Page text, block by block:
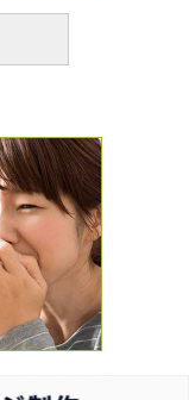
いのでしょうか。
ございません、何